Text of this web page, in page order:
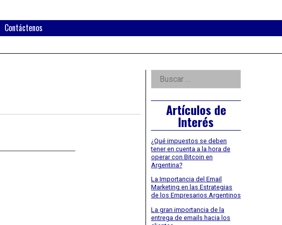
Area
Contáctenos
Right
Asides
Buscar:
Artículos de
Interés
¿Qué impuestos se deben
tener en cuenta a la hora de
operar con Bitcoin en
Argentina?
La Importancia del Email
Marketing en las Estrategias
de los Empresarios Argentinos
La gran importancia de la
entrega de emails hacia los